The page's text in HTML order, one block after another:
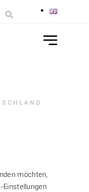
möchten,
Einstellungen